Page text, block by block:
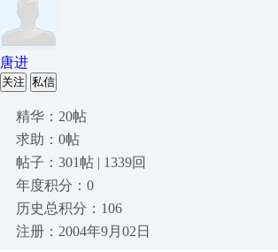
唐进
关注 私信
精华：20帖
求助：0帖
帖子：301帖 | 1339回
年度积分：0
历史总积分：106
注册：2004年9月02日